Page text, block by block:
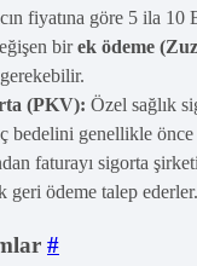
fiyatına göre 5 ila 10
birek ödeme
(PKV): Özel sağlık
bedelini genellikle
faturayı sigorta
geri ödeme talep ederler.
#